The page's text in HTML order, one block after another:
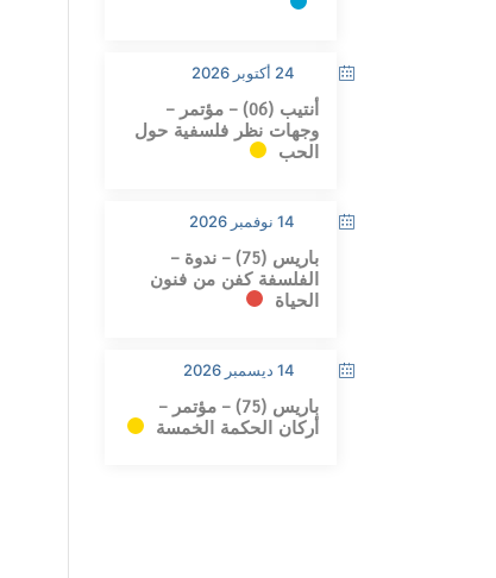
24 أكتوبر 2026
أنتيب (06) – مؤتمر –
وجهات نظر فلسفية حول
الحب
14 نوفمبر 2026
باريس (75) – ندوة –
الفلسفة كفن من فنون
الحياة
14 ديسمبر 2026
باريس (75) – مؤتمر –
أركان الحكمة الخمسة